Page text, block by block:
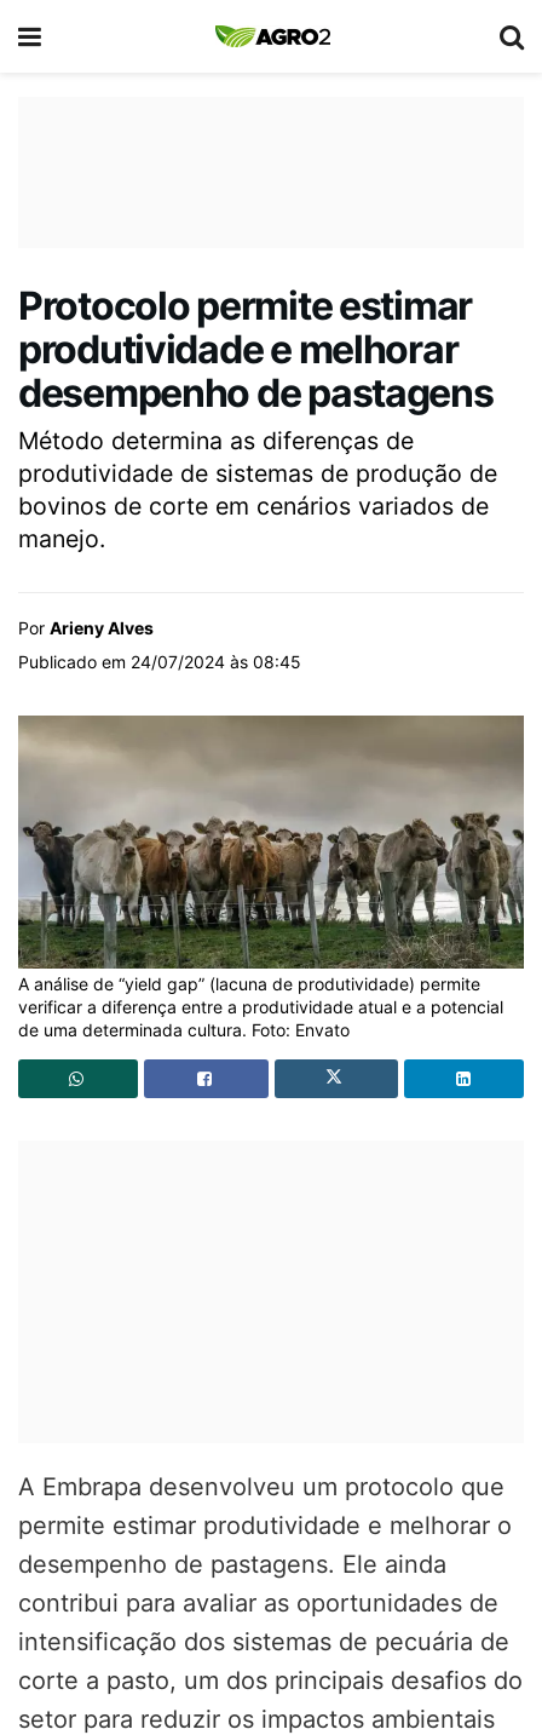
Protocolo permite estimar
produtividade e melhorar
desempenho de pastagens
Método determina as diferenças de
produtividade de sistemas de produção de
bovinos de corte em cenários variados de
manejo.
Por Arieny Alves
Publicado em 24/07/2024 às 08:45
A análise de “yield gap” (lacuna de produtividade) permite
verificar a diferença entre a produtividade atual e a potencial
de uma determinada cultura. Foto: Envato
A Embrapa desenvolveu um protocolo que
permite estimar produtividade e melhorar o
desempenho de pastagens. Ele ainda
contribui para avaliar as oportunidades de
intensificação dos sistemas de pecuária de
corte a pasto, um dos principais desafios do
setor para reduzir os impactos ambientais